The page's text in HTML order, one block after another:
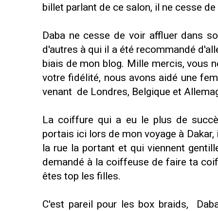
billet parlant de ce salon, il ne cesse
Daba ne cesse de voir affluer dans
d'autres à qui il a été recommandé
biais de mon blog. Mille mercis, vous
votre fidélité, nous avons aidé une
venant de Londres, Belgique et
La coiffure qui a eu le plus de
portais ici lors de mon voyage à
la rue la portant et qui viennent
demandé à la coiffeuse de faire ta
êtes top les filles.
C'est pareil pour les box braids,